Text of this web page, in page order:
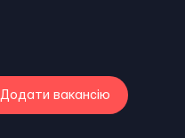
Додати вакансію